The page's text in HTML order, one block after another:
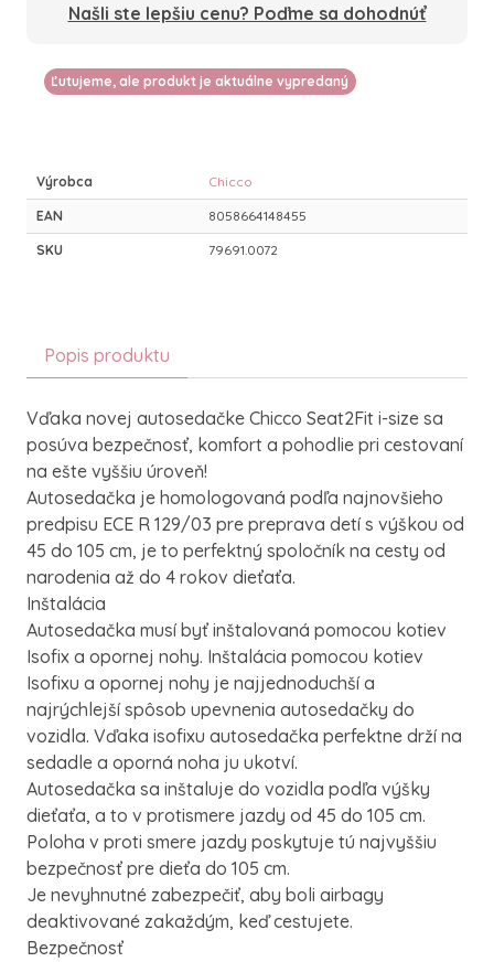
Našli ste lepšiu cenu? Poďme sa dohodnúť
Ľutujeme, ale produkt je aktuálne vypredaný
Výrobca Chicco
EAN 8058664148455
SKU 79691.0072
Popis produktu
Vďaka novej autosedačke Chicco Seat2Fit i-size sa
posúva bezpečnosť, komfort a pohodlie pri cestovaní
na ešte vyššiu úroveň!
Autosedačka je homologovaná podľa najnovšieho
predpisu ECE R 129/03 pre preprava detí s výškou od
45 do 105 cm, je to perfektný spoločník na cesty od
narodenia až do 4 rokov dieťaťa.
Inštalácia
Autosedačka musí byť inštalovaná pomocou kotiev
Isofix a opornej nohy. Inštalácia pomocou kotiev
Isofixu a opornej nohy je najjednoduchší a
najrýchlejší spôsob upevnenia autosedačky do
vozidla. Vďaka isofixu autosedačka perfektne drží na
sedadle a oporná noha ju ukotví.
Autosedačka sa inštaluje do vozidla podľa výšky
dieťaťa, a to v protismere jazdy od 45 do 105 cm.
Poloha v proti smere jazdy poskytuje tú najvyššiu
bezpečnosť pre dieťa do 105 cm.
Je nevyhnutné zabezpečiť, aby boli airbagy
deaktivované zakaždým, keď cestujete.
Bezpečnosť